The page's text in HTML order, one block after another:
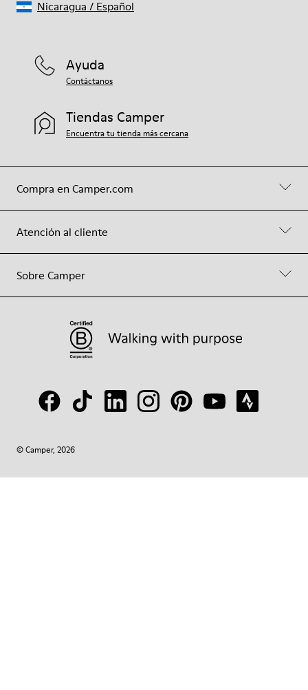
Compra en Camper.com
Atención al cliente
Sobre Camper
Ayuda
Contáctanos
Tiendas Camper
Encuentra tu tienda más cercana
© Camper, 2026
Nicaragua / Español